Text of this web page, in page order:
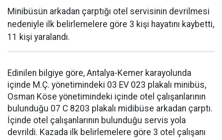
Minibüsün arkadan çarptığı otel servisinin devrilmesi
nedeniyle ilk belirlemelere göre 3 kişi hayatını kaybetti,
11 kişi yaralandı.
Edinilen bilgiye göre, Antalya-Kemer karayolunda
içinde M.Ç. yönetimindeki 03 EV 023 plakalı minibüs,
Osman Köse yönetimindeki içinde otel çalışanlarının
bulunduğu 07 C 8203 plakalı midibüse arkadan çarptı.
İçinde otel çalışanlarının bulunduğu servis yola
devrildi. Kazada ilk belirlemelere göre 3 otel çalışanı